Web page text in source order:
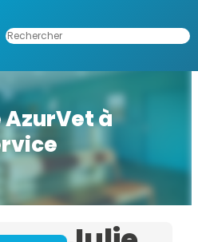
Rechercher
AzurVet à